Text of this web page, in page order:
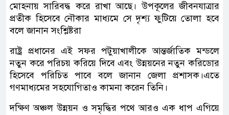
মোহনায় সারিবদ্ধ করে রাখা আছে। উপকূলের জীবনযাত্রার
প্রতীক হিসেবে নৌকার মাধ্যমে সে দৃশ্য ফুটিয়ে তোলা হবে
বলে জানান সংশ্লিষ্টরা
রাষ্ট্র প্রধানের এই সফর পটুয়াখালীকে আন্তর্জাতিক মন্ডলে
নতুন করে পরিচয় করিয়ে দিবে এবং উন্নয়নের নতুন করিডোর
হিসেবে পরিচিত পাবে বলে জানান জেলা প্রশাসক।এতে
গণমাধ্যমের সহযোগিতাও কামনা করেন তিনি।
দক্ষিণ অঞ্চল উন্নয়ন ও সমৃদ্ধির পথে আরও এক ধাপ এগিয়ে